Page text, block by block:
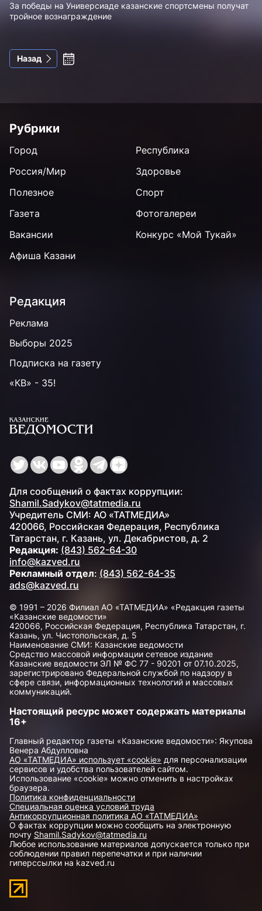
За победы на Универсиаде казанские спортсмены получат
тройное вознаграждение
Назад
Рубрики
Город
Республика
Россия/Мир
Здоровье
Полезное
Спорт
Газета
Фотогалереи
Вакансии
Конкурс «Мой Тукай»
Афиша Казани
Редакция
Реклама
Выборы 2025
Подписка на газету
«КВ» - 35!
Для сообщений о фактах коррупции:
Shamil.Sadykov@tatmedia.ru
Учредитель СМИ: АО «ТАТМЕДИА»
420066, Российская Федерация, Республика
Татарстан, г. Казань, ул. Декабристов, д. 2
Редакция: (843) 562-64-30
info@kazved.ru
Рекламный отдел: (843) 562-64-35
ads@kazved.ru
© 1991 – 2026 Филиал АО «ТАТМЕДИА» «Редакция газеты
«Казанские ведомости»
420066, Российская Федерация, Республика Татарстан, г.
Казань, ул. Чистопольская, д. 5
Наименование СМИ: Казанские ведомости
Средство массовой информации сетевое издание
Казанские ведомости ЭЛ № ФС 77 - 90201 от 07.10.2025,
зарегистрировано Федеральной службой по надзору в
сфере связи, информационных технологий и массовых
коммуникаций.
Настоящий ресурс может содержать материалы
16+
Главный редактор газеты «Казанские ведомости»: Якупова
Венера Абдулловна
АО «ТАТМЕДИА» использует «cookie» для персонализации
сервисов и удобства пользователей сайтом.
Использование «cookie» можно отменить в настройках
браузера.
Политика конфиденциальности
Специальная оценка условий труда
Антикоррупционная политика АО «ТАТМЕДИА»
О фактах коррупции можно сообщить на электронную
почту Shamil.Sadykov@tatmedia.ru
Любое использование материалов допускается только при
соблюдении правил перепечатки и при наличии
гиперссылки на kazved.ru